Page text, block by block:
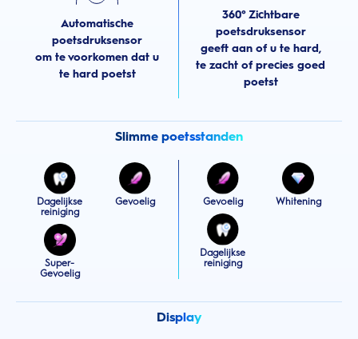
Automatische
poetsdruksensor
om te voorkomen dat u
te hard poetst
360° Zichtbare
poetsdruksensor
geeft aan of u te hard,
te zacht of precies goed
poetst
Slimme poetsstanden
Dagelijkse
reiniging
Gevoelig
Super-
Gevoelig
Gevoelig Whitening
Dagelijkse
reiniging
Display